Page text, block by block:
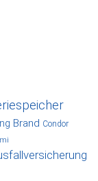
Brand Condor